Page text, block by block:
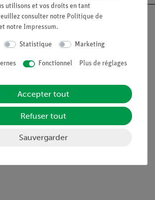
de vente
utilisons et vos droits en tant
consulter notre Politique de
notre Impressum.
Statistique Marketing
Fonctionnel Plus de réglages
Accepter tout
Refuser tout
Sauvergarder